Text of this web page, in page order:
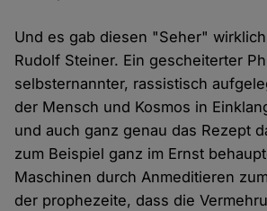
Und es gab diesen "Seher"
Rudolf Steiner. Ein gescheiterter
selbsternannter, rassistisch
der Mensch und Kosmos in
und auch ganz genau das Rezept
zum Beispiel ganz im Ernst
Maschinen durch Anmeditieren
der prophezeite, dass die